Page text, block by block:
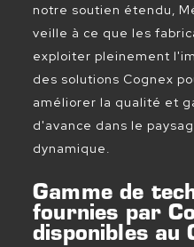
notre soutien étendu,
veille à ce que les
exploiter pleinement
des solutions Cognex
améliorer la qualité et
d'avance dans le
dynamique.
Gamme de
fournies par
disponibles au